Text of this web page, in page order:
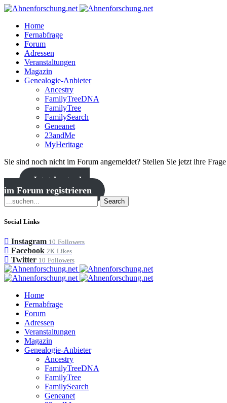
Home
Fernabfrage
Forum
Adressen
Veranstaltungen
Magazin
Genealogie-Anbieter
Ancestry
FamilyTreeDNA
FamilyTree
FamilySearch
Geneanet
23andMe
MyHeritage
Sie sind noch nicht im Forum angemeldet? Stellen Sie jetzt ihre
Jetzt kostenlos
im Forum registrieren
Search
Social Links
Instagram 10 Followers
Facebook 2K Likes
Twitter 10 Followers
Home
Fernabfrage
Forum
Adressen
Veranstaltungen
Magazin
Genealogie-Anbieter
Ancestry
FamilyTreeDNA
FamilyTree
FamilySearch
Geneanet